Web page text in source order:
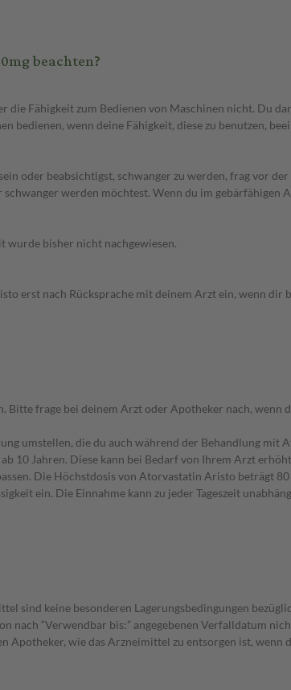
beachten?
Fähigkeit zum Bedienen von Maschinen nicht. Du
bedienen, wenn deine Fähigkeit, diese zu benutzen,
oder beabsichtigst, schwanger zu werden, frag vor
werden möchtest. Wenn du im
wurde bisher nicht nachgewiesen.
erst nach Rücksprache mit deinem Arzt ein, wenn
frage bei deinem Arzt oder Apotheker nach, wenn
umstellen, die du auch während der Behandlung
10 Jahren. Diese kann bei Bedarf von Ihrem Arzt
Die Höchstdosis von Atorvastatin Aristo beträgt
ein. Die Einnahme kann zu jeder Tageszeit
sind keine besonderen Lagerungsbedingungen
“Verwendbar bis:” angegebenen Verfalldatum
Apotheker, wie das Arzneimittel zu entsorgen ist,